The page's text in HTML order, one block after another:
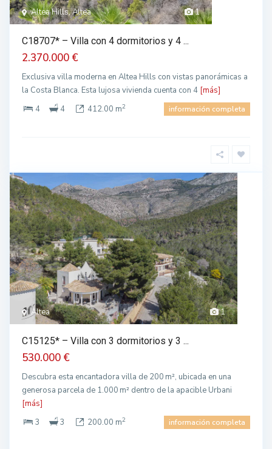
1
Altea Hills, Altea
C18707* – Villa con 4 dormitorios y 4 ...
2.370.000 €
Exclusiva villa moderna en Altea Hills con vistas panorámicas a
la Costa Blanca. Esta lujosa vivienda cuenta con 4 [más]
4
4 412.00 m2 información completa
1
Altea
C15125* – Villa con 3 dormitorios y 3 ...
530.000 €
Descubra esta encantadora villa de 200 m², ubicada en una
generosa parcela de 1.000 m² dentro de la apacible Urbani
[más]
3
3 200.00 m2 información completa